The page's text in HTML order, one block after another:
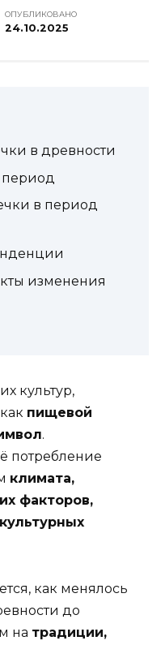
ОПУБЛИКОВАНО
24.10.2025
в древности
в период
изменения
культур,
пищевой
.
потребление
климата,
факторов,
как менялось
до
на традиции,